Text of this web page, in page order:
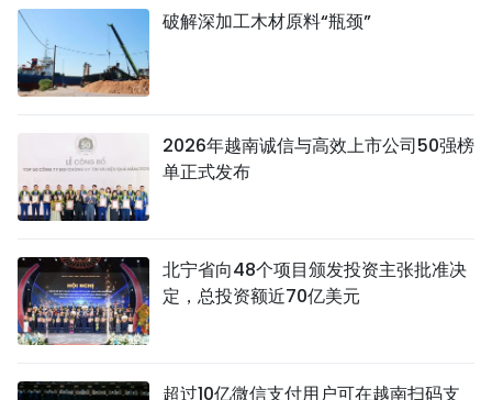
破解深加工木材原料“瓶颈”
2026年越南诚信与高效上市公司50强榜
单正式发布
北宁省向48个项目颁发投资主张批准决
定，总投资额近70亿美元
超过10亿微信支付用户可在越南扫码支